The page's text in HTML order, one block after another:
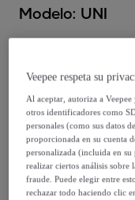
Modelo: UNI
49, €
-30%
Vendido por
Veepee respeta su
Al aceptar, autoriza a
otros identificadores como
personales (como sus datos
proporcionada en su cuenta
personalizada (incluida en
realizar ciertos análisis sobre
fraude. Puede elegir entre
rechazar todo haciendo clic